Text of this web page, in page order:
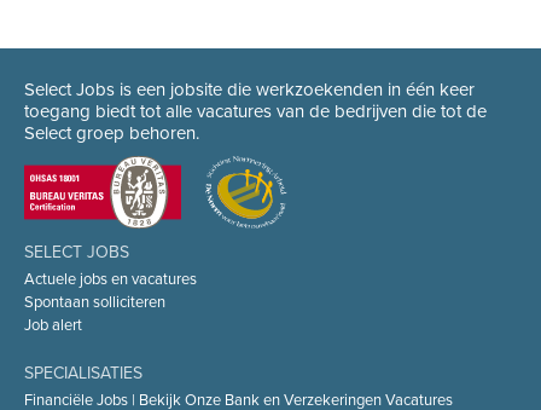
Select Jobs is een jobsite die werkzoekenden in één keer
toegang biedt tot alle vacatures van de bedrijven die tot de
Select groep behoren.
SELECT JOBS
Actuele jobs en vacatures
Spontaan solliciteren
Job alert
SPECIALISATIES
Financiële Jobs | Bekijk Onze Bank en Verzekeringen Vacatures